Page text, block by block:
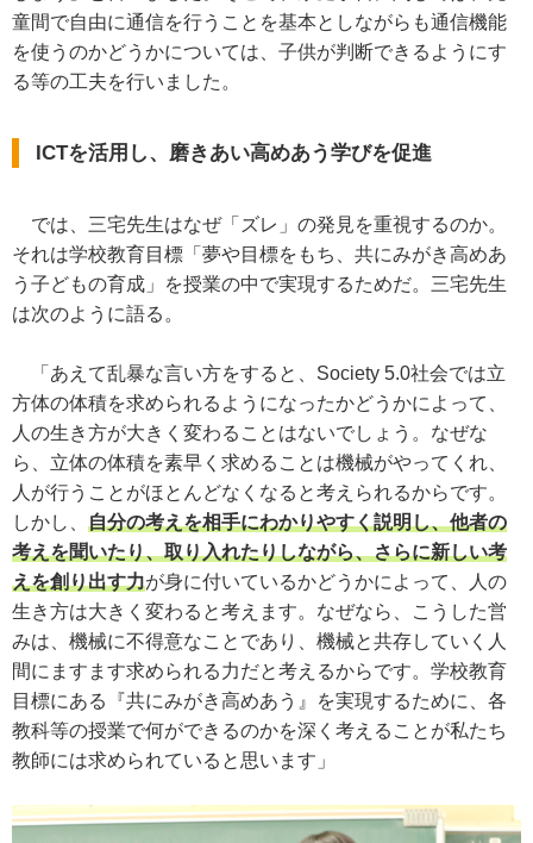
童間で自由に通信を行うことを基本としながらも通信機能
を使うのかどうかについては、子供が判断できるようにす
る等の工夫を行いました。
ICTを活用し、磨きあい高めあう学びを促進
では、三宅先生はなぜ「ズレ」の発見を重視するのか。
それは学校教育目標「夢や目標をもち、共にみがき高めあ
う子どもの育成」を授業の中で実現するためだ。三宅先生
は次のように語る。
「あえて乱暴な言い方をすると、Society 5.0社会では立
方体の体積を求められるようになったかどうかによって、
人の生き方が大きく変わることはないでしょう。なぜな
ら、立体の体積を素早く求めることは機械がやってくれ、
人が行うことがほとんどなくなると考えられるからです。
しかし、 自分の考えを相手にわかりやすく説明し、他者の
考えを聞いたり、取り入れたりしながら、さらに新しい考
えを創り出す力が身に付いているかどうかによって、人の
生き方は大きく変わると考えます。なぜなら、こうした営
みは、機械に不得意なことであり、機械と共存していく人
間にますます求められる力だと考えるからです。学校教育
目標にある『共にみがき高めあう』を実現するために、各
教科等の授業で何ができるのかを深く考えることが私たち
教師には求められていると思います」